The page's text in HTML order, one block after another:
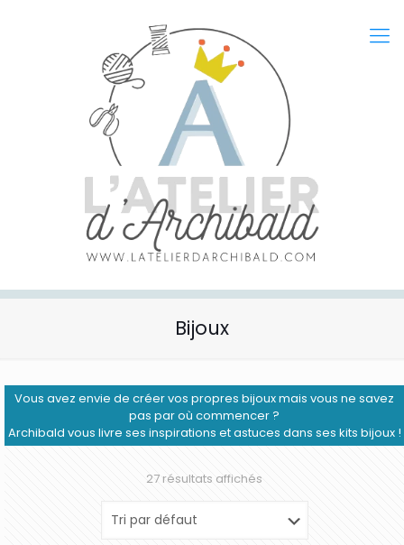
Bijoux
Vous avez envie de créer vos propres bijoux mais vous ne savez
pas par où commencer ?
Archibald vous livre ses inspirations et astuces dans ses kits bijoux !
27 résultats affichés